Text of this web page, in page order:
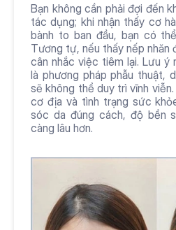
Bạn không cần phải đợi đến
tác dụng; khi nhận thấy cơ
bành to ban đầu, bạn có
Tương tự, nếu thấy nếp nhăn
cân nhắc việc tiêm lại. Lưu ý
là phương pháp phẫu thuật,
sẽ không thể duy trì vĩnh
cơ địa và tình trạng sức
sóc da đúng cách, độ bền
càng lâu hơn.